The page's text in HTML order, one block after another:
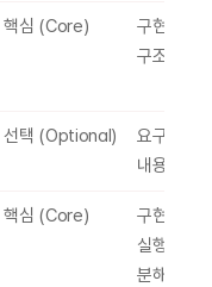
핵심 (Core)
구현 방법
구조 결정
선택 (Optional)
요구사항
내용 점검
핵심 (Core)
구현 작업
실행 단위
분해